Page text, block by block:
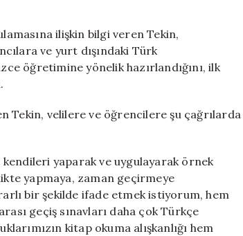
ilişkin bilgi veren Tekin,
ve yurt dışındaki Türk
öğretimine yönelik hazırlandığını, ilk
Tekin, velilere ve öğrencilere şu çağrılarda
yaparak ve uygulayarak örnek
yapmaya, zaman geçirmeye
bir şekilde ifade etmek istiyorum, hem
geçiş sınavları daha çok Türkçe
kitap okuma alışkanlığı hem